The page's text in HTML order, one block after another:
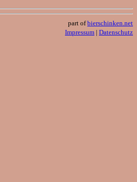
part ofbierschinken.net
Impressum | Datenschutz